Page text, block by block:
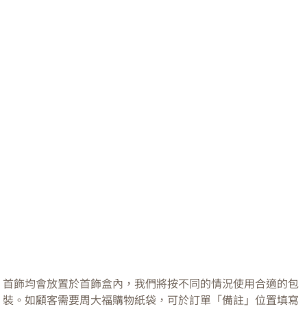
首飾均會放置於首飾盒內，我們將按不同的情況使用合適的包
裝。如顧客需要周大福購物紙袋，可於訂單「備註」位置填寫